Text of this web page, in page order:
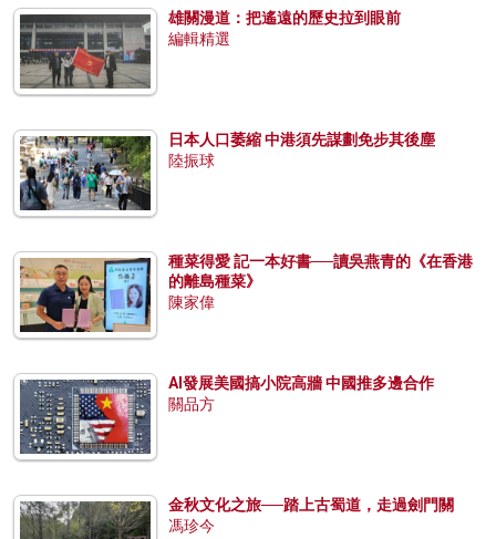
雄關漫道：把遙遠的歷史拉到眼前
編輯精選
日本人口萎縮 中港須先謀劃免步其後塵
陸振球
種菜得愛 記一本好書──讀吳燕青的《在香港
的離島種菜》
陳家偉
AI發展美國搞小院高牆 中國推多邊合作
關品方
金秋文化之旅──踏上古蜀道，走過劍門關
馮珍今